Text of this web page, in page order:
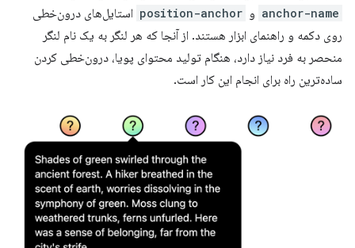
anchor-name و position-anchor استایل‌های درون‌خطی
روی دکمه و راهنمای ابزار هستند. از آنجا که هر لنگر به یک نام لنگر
منحصر به فرد نیاز دارد، هنگام تولید محتوای پویا، درون‌خطی کردن
ساده‌ترین راه برای انجام این کار است.